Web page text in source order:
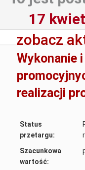
17
zobacz
Wykonanie
realizacji
Status
przetargu:
Szacunkowa
wartość: